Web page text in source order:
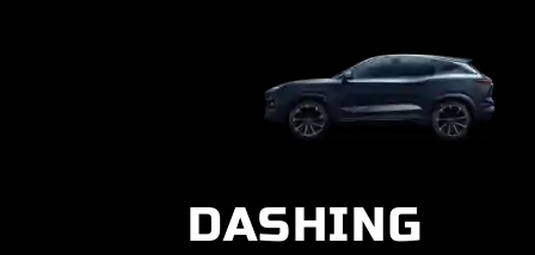
DASHING